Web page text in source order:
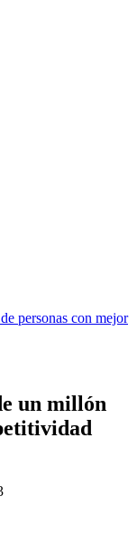
personas con mejor
un millón